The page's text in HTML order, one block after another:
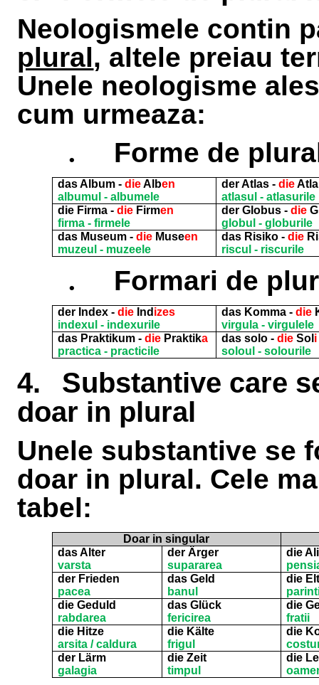
Neologismele contin
plural, altele preiau
Unele neologisme
cum urmeaza:
.
Forme de
das Album - dieAlben
albumul - albumele
der Atlas - dieAtla
atlasul - atlasurile
die Firma - dieFirmen
firma - firmele
der Globus - die
globul - globurile
das Museum - dieMuseen
muzeul - muzeele
das Risiko - die
riscul - riscurile
. Formari de
der Index - dieInd izes
indexul - indexurile
das Komma - die
virgula - virgulele
das Praktikum - diePraktika
practica - practicile
das solo - dieSol i
soloul - solourile
4.
Substantive care
doar in plural
Unele substantive se
doar in plural. Cele
tabel:
Doar in singular
das Alter
varsta
der Ärger
supararea
die
der Frieden
pacea
das Geld
banul
die
die Geduld
rabdarea
das Glück
fericirea
die
fratii
die Hitze
arsita / caldura
die Kälte
frigul
die
der Lärm
galagia
die Zeit
timpul
die